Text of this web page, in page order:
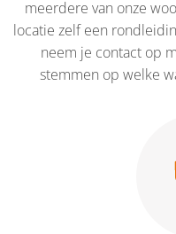
meerdere van onze
locatie zelf een
neem je contact op
stemmen op welke